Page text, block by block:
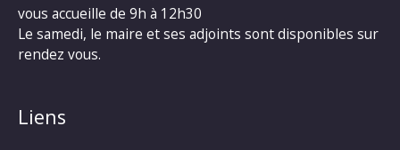
vous accueille de 9h à 12h30
Le samedi, le maire et ses adjoints sont disponibles sur
rendez vous.
Liens